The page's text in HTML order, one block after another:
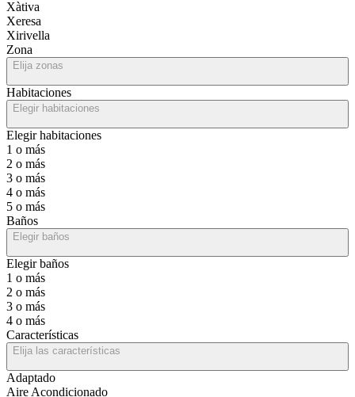
Xàtiva
Xeresa
Xirivella
Zona
Elija zonas
Habitaciones
Elegir habitaciones
Elegir habitaciones
1 o más
2 o más
3 o más
4 o más
5 o más
Baños
Elegir baños
Elegir baños
1 o más
2 o más
3 o más
4 o más
Características
Elija las características
Adaptado
Aire Acondicionado